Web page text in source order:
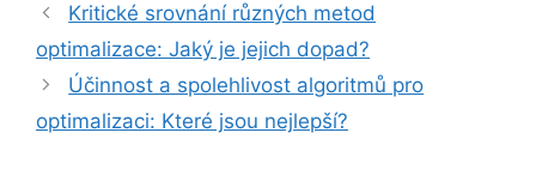
Kritické srovnání různých metod
optimalizace: Jaký je jejich dopad?
Účinnost a spolehlivost algoritmů pro
optimalizaci: Které jsou nejlepší?